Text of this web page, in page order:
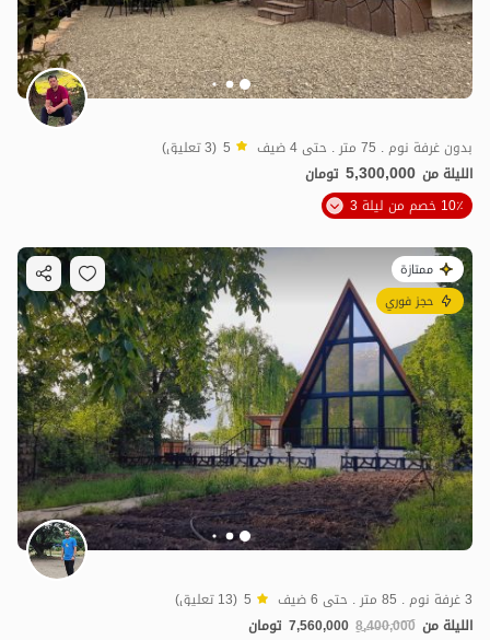
بدون غرفة نوم . 75 متر . حتى 4 ضيف 5 (3 تعليق)
الليلة من 5,300,000 تومان
10٪ خصم من ليلة 3
ممتازة
حجز فوري
3 غرفة نوم . 85 متر . حتى 6 ضيف 5 (13 تعليق)
الليلة من 8,400,000
7,560,000 تومان